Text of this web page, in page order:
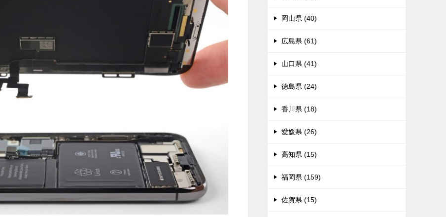
岡山県 (40)
広島県 (61)
山口県 (41)
徳島県 (24)
香川県 (18)
愛媛県 (26)
高知県 (15)
福岡県 (159)
佐賀県 (15)